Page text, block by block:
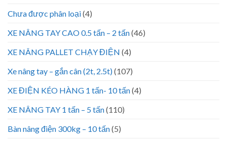
Chưa được phân loại(4)
XE NÂNG TAY CAO 0.5 tấn – 2 tấn(46)
XE NÂNG PALLET CHẠY ĐIỆN (4)
Xe nâng tay – gắn cân (2t, 2.5t)(107)
XE ĐIỆN KÉO HÀNG 1 tấn- 10 tấn(4)
XE NÂNG TAY 1 tấn – 5 tấn(110)
Bàn nâng điện 300kg – 10 tấn(5)